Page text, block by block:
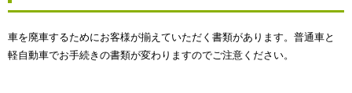
車を廃車するためにお客様が揃えていただく書類があります。普通車と
軽自動車でお手続きの書類が変わりますのでご注意ください。